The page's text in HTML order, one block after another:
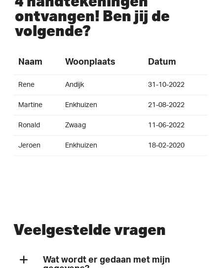
ontvangen! Ben jij de
volgende?
Naam Woonplaats Datum
Rene Andijk 31-10-2022
Martine Enkhuizen 21-08-2022
Ronald Zwaag 11-06-2022
Jeroen Enkhuizen 18-02-2020
Veelgestelde vragen
Wat wordt er gedaan met mijn